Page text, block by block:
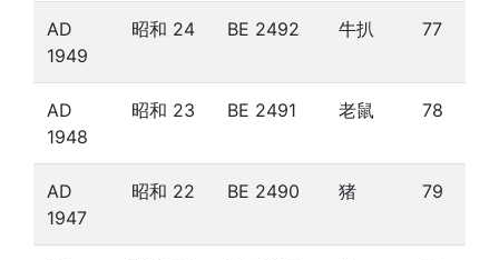
AD
1949
昭和 24 BE 2492 牛扒 77
AD
1948
昭和 23 BE 2491 老鼠 78
AD
1947
昭和 22 BE 2490 猪 79